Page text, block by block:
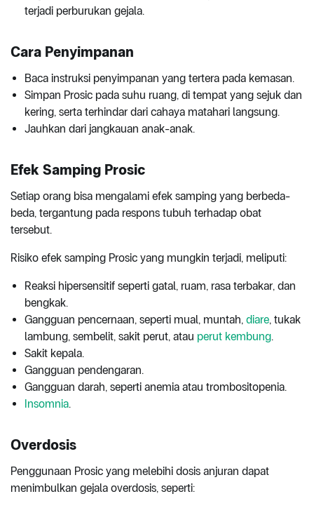
terjadi perburukan gejala.
Cara Penyimpanan
Baca instruksi penyimpanan yang tertera pada kemasan.
Simpan Prosic pada suhu ruang, di tempat yang sejuk dan
kering, serta terhindar dari cahaya matahari langsung.
Jauhkan dari jangkauan anak-anak.
Efek Samping Prosic
Setiap orang bisa mengalami efek samping yang berbeda-
beda, tergantung pada respons tubuh terhadap obat
tersebut.
Risiko efek samping Prosic yang mungkin terjadi, meliputi:
Reaksi hipersensitif seperti gatal, ruam, rasa terbakar, dan
bengkak.
Gangguan pencernaan, seperti mual, muntah, diare, tukak
lambung, sembelit, sakit perut, atau perut kembung.
Sakit kepala.
Gangguan pendengaran.
Gangguan darah, seperti anemia atau trombositopenia.
Insomnia.
Overdosis
Penggunaan Prosic yang melebihi dosis anjuran dapat
menimbulkan gejala overdosis, seperti: